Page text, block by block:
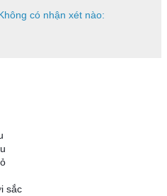
có nhận xét nào:
sắc